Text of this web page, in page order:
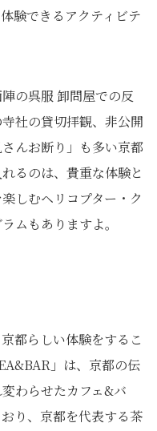
験できるアクティビテ
の呉服 卸問屋での反
社の貸切拝観、非公開
んお断り」も多い京都
るのは、貴重な体験と
しむヘリコプター・ク
ムもありますよ。
都らしい体験をするこ
」は、京都の伝
わらせたカフェ&バ
り、京都を代表する茶